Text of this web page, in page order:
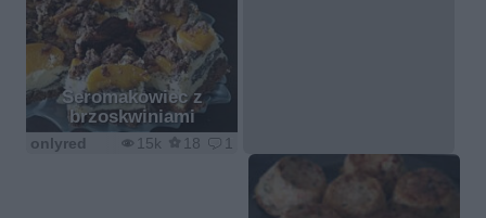
Seromakowiec z
brzoskwiniami
15k 18 1
onlyred